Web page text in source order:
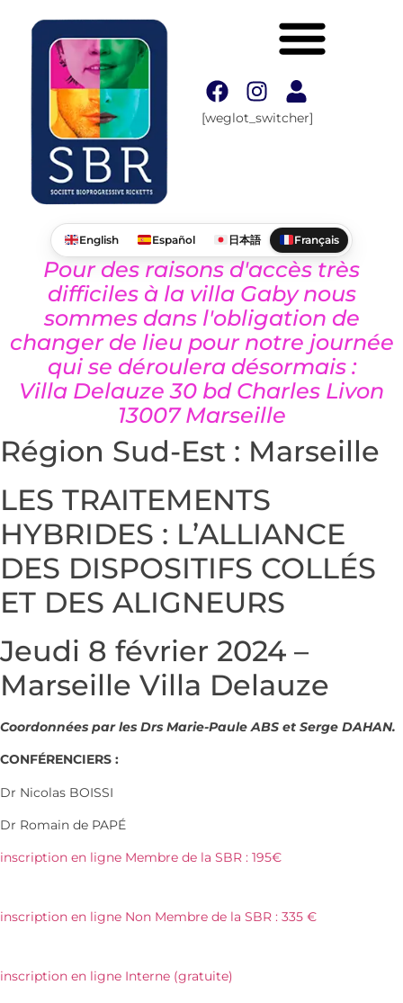
[weglot_switcher]
English Español 日本語 Français
Pour des raisons d'accès très
difficiles à la villa Gaby nous
sommes dans l'obligation de
changer de lieu pour notre journée
qui se déroulera désormais :
Villa Delauze 30 bd Charles Livon
13007 Marseille
Région Sud-Est : Marseille
LES TRAITEMENTS
HYBRIDES : L’ALLIANCE
DES DISPOSITIFS COLLÉS
ET DES ALIGNEURS
Jeudi 8 février 2024 –
Marseille Villa Delauze
Coordonnées par les Drs Marie-Paule ABS et Serge DAHAN.
CONFÉRENCIERS :
Dr Nicolas BOISSI
Dr Romain de PAPÉ
inscription en ligne Membre de la SBR : 195€
inscription en ligne Non Membre de la SBR : 335 €
inscription en ligne Interne (gratuite)